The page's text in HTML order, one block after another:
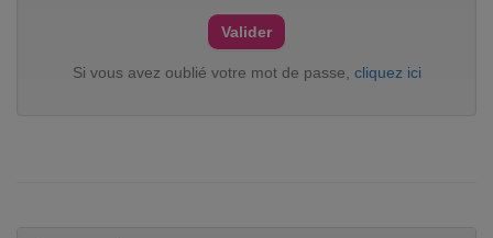
Si vous avez oublié votre mot de passe, cliquez ici